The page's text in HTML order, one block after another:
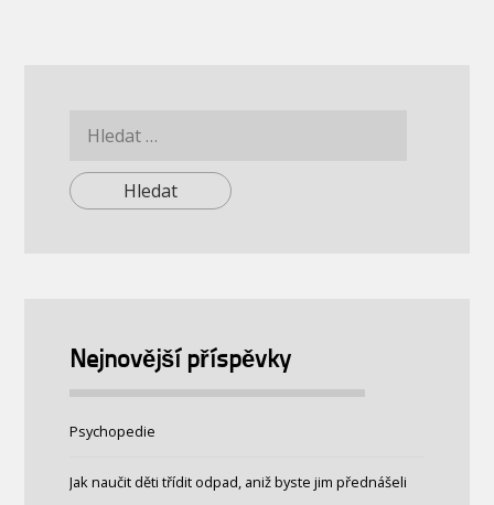
Nejnovější příspěvky
Psychopedie
Jak naučit děti třídit odpad, aniž byste jim přednášeli